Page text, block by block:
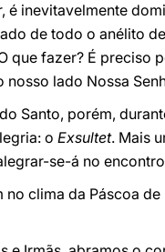
é inevitavelmente
de todo o anélito
que fazer? É preciso
nosso lado Nossa
Santo, porém,
o Exsultet. Mais
se-á no
no clima da Páscoa